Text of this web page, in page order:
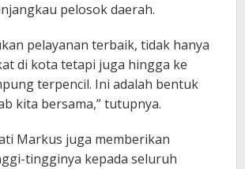
pelosok daerah.
pelayanan terbaik, tidak hanya
di kota tetapi juga hingga ke
terpencil. Ini adalah bentuk
kita bersama,” tutupnya.
Markus juga memberikan
tingginya kepada seluruh